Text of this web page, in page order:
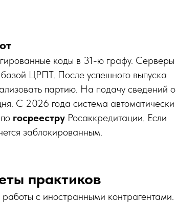
коды в 31-ю графу. Серверы
ЦРПТ. После успешного выпуска
партию. На подачу сведений о
С 2026 года система автоматически
госреестру Росаккредитации. Если
заблокированным.
практиков
с иностранными контрагентами.